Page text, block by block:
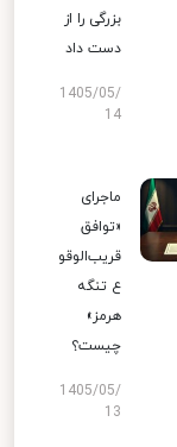
بزرگی را از
دست داد
1405/05/
14
ماجرای
«توافق
قریب‌الوقو
ع تنگه
هرمز»
چیست؟
1405/05/
13